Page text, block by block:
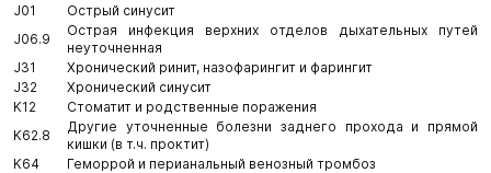
J01
Острый синусит
J06.9
Острая инфекция верхних отделов дыхательных путей
неуточненная
J31
Хронический ринит, назофарингит и фарингит
J32
Хронический синусит
K12
Стоматит и родственные поражения
K62.8
Другие уточненные болезни заднего прохода и прямой
кишки (в т.ч. проктит)
K64
Геморрой и перианальный венозный тромбоз